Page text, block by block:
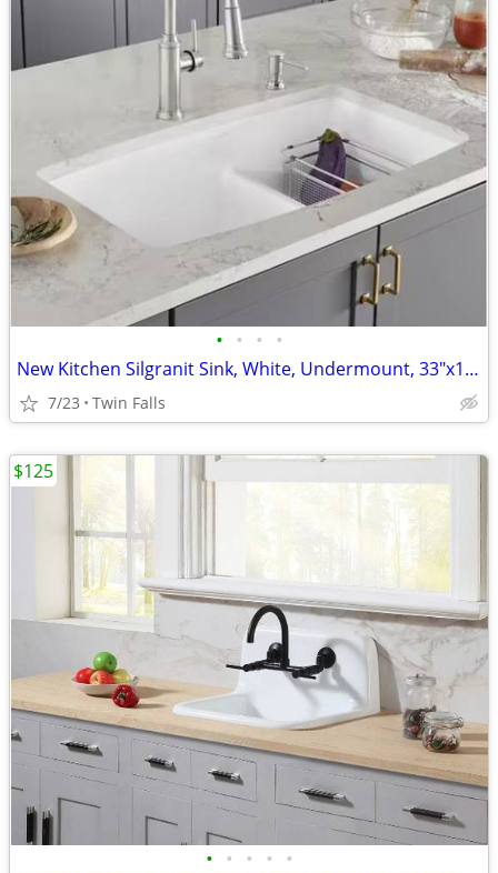
• • • •
New Kitchen Silgranit Sink, White, Undermount, 33"x19"x10
7/23 Twin Falls
• • • • •
$125